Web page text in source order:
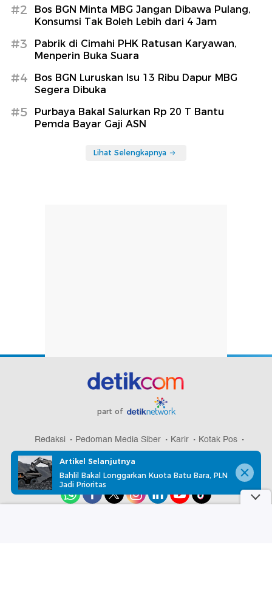
#2
Bos BGN Minta MBG Jangan Dibawa Pulang,
Konsumsi Tak Boleh Lebih dari 4 Jam
#3
Pabrik di Cimahi PHK Ratusan Karyawan,
Menperin Buka Suara
#4
Bos BGN Luruskan Isu 13 Ribu Dapur MBG
Segera Dibuka
#5
Purbaya Bakal Salurkan Rp 20 T Bantu
Pemda Bayar Gaji ASN
Lihat Selengkapnya
part of
Redaksi Pedoman Media Siber Karir
Kotak Pos
Info Iklan
Privacy Policy
Artikel Selanjutnya
Bahlil Bakal Longgarkan Kuota Batu Bara, PLN
Jadi Prioritas